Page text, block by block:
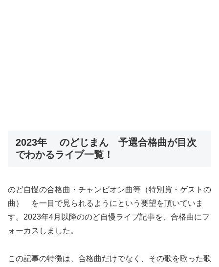
2023年 のどじまん 予選合格曲が目次
でわかるライブ一覧！
のど自慢の合格曲・チャンピオン曲等（特別賞・ゲストの
曲） を一目で見られるようにという要望を頂いていま
す。2023年4月以降ののど自慢ライブ記事を、合格曲にフ
ォーカスしました。
この記事の特徴は、合格曲だけでなく、その歌を歌った歌